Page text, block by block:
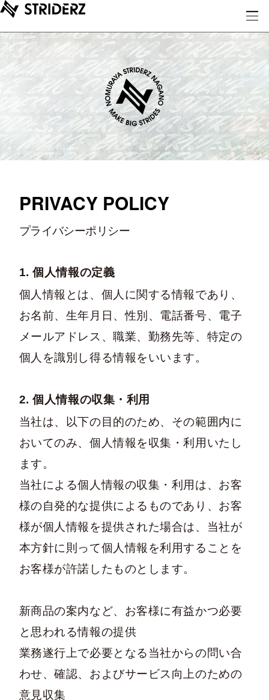
PRIVACY POLICY
プライバシーポリシー
1. 個人情報の定義
個人情報とは、個人に関する情報であり、
お名前、生年月日、性別、電話番号、電子
メールアドレス、職業、勤務先等、特定の
個人を識別し得る情報をいいます。
2. 個人情報の収集・利用
当社は、以下の目的のため、その範囲内に
おいてのみ、個人情報を収集・利用いたし
ます。
当社による個人情報の収集・利用は、お客
様の自発的な提供によるものであり、お客
様が個人情報を提供された場合は、当社が
本方針に則って個人情報を利用することを
お客様が許諾したものとします。
新商品の案内など、お客様に有益かつ必要
と思われる情報の提供
業務遂行上で必要となる当社からの問い合
わせ、確認、およびサービス向上のための
意見収集